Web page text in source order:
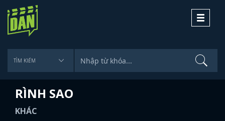
Toggle
RÌNH SAO
KHÁC